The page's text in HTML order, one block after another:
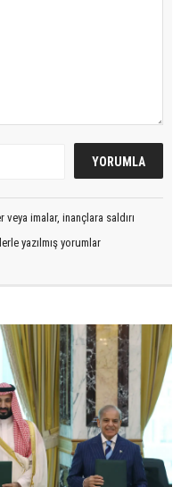
imalar, inançlara saldırı
yazılmış yorumlar